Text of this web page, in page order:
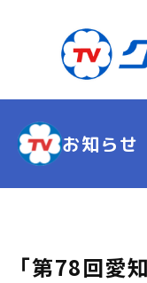
お知らせ
「第78回愛